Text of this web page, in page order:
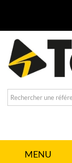
MENU